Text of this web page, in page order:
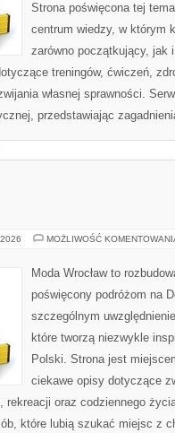
Strona poświęcona tej
centrum wiedzy, w którym
zarówno początkujący, jak
treningów, ćwiczeń,
własnej sprawności.
przedstawiając
MOŻLIWOŚĆ
Moda Wrocław to
poświęcony podróżom na
szczególnym
które tworzą niezwykle
Polski. Strona jest
ciekawe opisy dotyczące
rekreacji oraz codziennego
które lubią szukać miejsc z